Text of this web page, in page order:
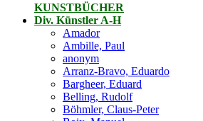
KUNSTBÜCHER
Div. Künstler A-H
Amador
Ambille, Paul
anonym
Arranz-Bravo, Eduardo
Bargheer, Eduard
Belling, Rudolf
Böhmler, Claus-Peter